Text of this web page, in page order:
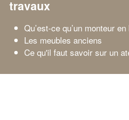
travaux
Qu’est-ce qu’un monteur
Les meubles anciens
Ce qu'il faut savoir sur un